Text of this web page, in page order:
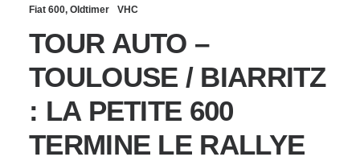
Fiat 600, Oldtimer VHC
TOUR AUTO –
TOULOUSE / BIARRITZ
: LA PETITE 600
TERMINE LE RALLYE